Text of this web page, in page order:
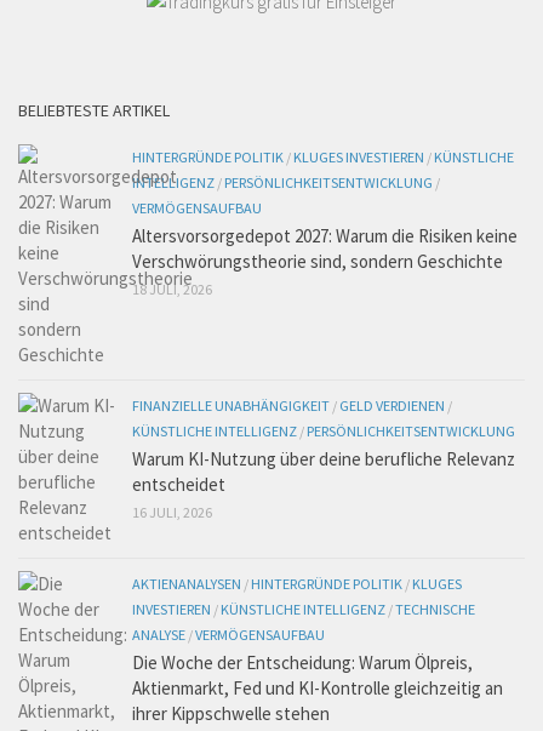
BELIEBTESTE ARTIKEL
HINTERGRÜNDE POLITIK / KLUGES INVESTIEREN / KÜNSTLICHE
INTELLIGENZ / PERSÖNLICHKEITSENTWICKLUNG /
VERMÖGENSAUFBAU
Altersvorsorgedepot 2027: Warum die Risiken keine
Verschwörungstheorie sind, sondern Geschichte
18 JULI, 2026
FINANZIELLE UNABHÄNGIGKEIT / GELD VERDIENEN /
KÜNSTLICHE INTELLIGENZ / PERSÖNLICHKEITSENTWICKLUNG
Warum KI-Nutzung über deine berufliche Relevanz
entscheidet
16 JULI, 2026
AKTIENANALYSEN / HINTERGRÜNDE POLITIK / KLUGES
INVESTIEREN / KÜNSTLICHE INTELLIGENZ /TECHNISCHE
ANALYSE /VERMÖGENSAUFBAU
Die Woche der Entscheidung: Warum Ölpreis,
Aktienmarkt, Fed und KI-Kontrolle gleichzeitig an
ihrer Kippschwelle stehen